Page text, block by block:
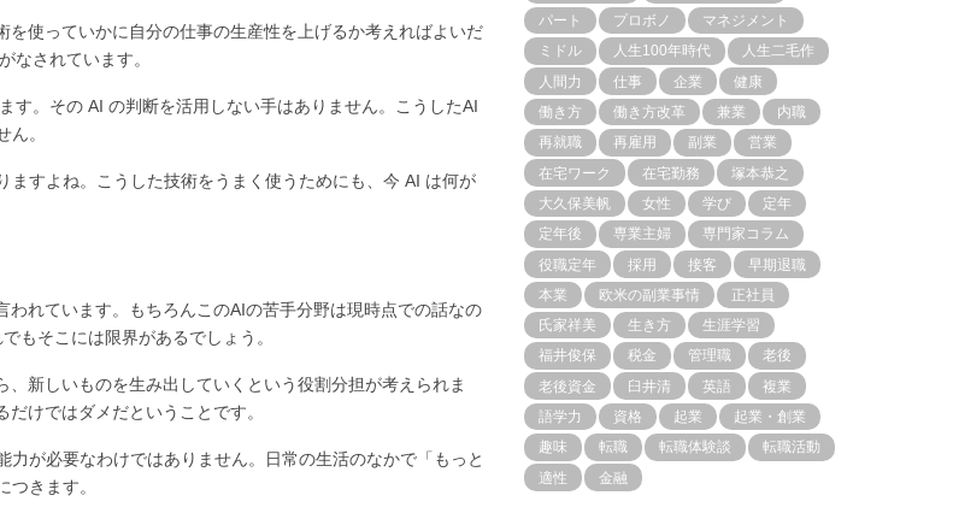
使っていかに自分の仕事の生産性を上げるか考えればよいだ
なされています。
す。その AI の判断を活用しない手はありません。こうしたAI
。
すよね。こうした技術をうまく使うためにも、今 AI は何が
れています。もちろんこのAIの苦手分野は現時点での話なの
もそこには限界があるでしょう。
新しいものを生み出していくという役割分担が考えられま
けではダメだということです。
が必要なわけではありません。日常の生活のなかで「もっと
きます。
パート
プロボノ
マネジメント
ミドル
人生100年時代
人生二毛作
人間力
仕事 企業
健康
働き方
働き方改革 兼業
内職
再就職
再雇用 副業
営業
在宅ワーク
在宅勤務
塚本恭之
大久保美帆
女性 学び
定年
定年後
専業主婦
専門家コラム
役職定年
採用 接客
早期退職
本業
欧米の副業事情
正社員
氏家祥美
生き方
生涯学習
福井俊保
税金 管理職
老後
老後資金
臼井清 英語
複業
語学力
資格 起業
起業・創業
趣味
転職 転職体験談
転職活動
適性
金融